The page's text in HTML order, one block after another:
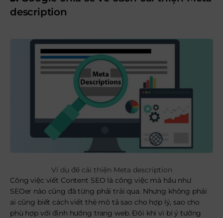
description
Ví dụ để cải thiện Meta description
Công việc viết Content SEO là công việc mà hầu như
SEOer nào cũng đã từng phải trải qua. Nhưng không phải
ai cũng biết cách viết thẻ mô tả sao cho hợp lý, sao cho
phù hợp với định hướng trang web. Đôi khi vì bí ý tưởng